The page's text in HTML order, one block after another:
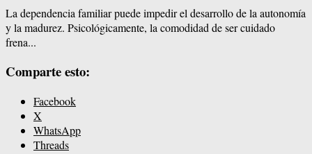
La dependencia familiar puede impedir el desarrollo de la autonomía
y la madurez. Psicológicamente, la comodidad de ser cuidado
frena...
Comparte esto:
Facebook
X
WhatsApp
Threads